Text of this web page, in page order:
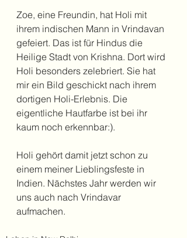
Zoe, eine Freundin, hat Holi mit
ihrem indischen Mann in Vrindavan
gefeiert. Das ist für Hindus die
Heilige Stadt von Krishna. Dort wird
Holi besonders zelebriert. Sie hat
mir ein Bild geschickt nach ihrem
dortigen Holi-Erlebnis. Die
eigentliche Hautfarbe ist bei ihr
kaum noch erkennbar:).
Holi gehört damit jetzt schon zu
einem meiner Lieblingsfeste in
Indien. Nächstes Jahr werden wir
uns auch nach Vrindavar
aufmachen.